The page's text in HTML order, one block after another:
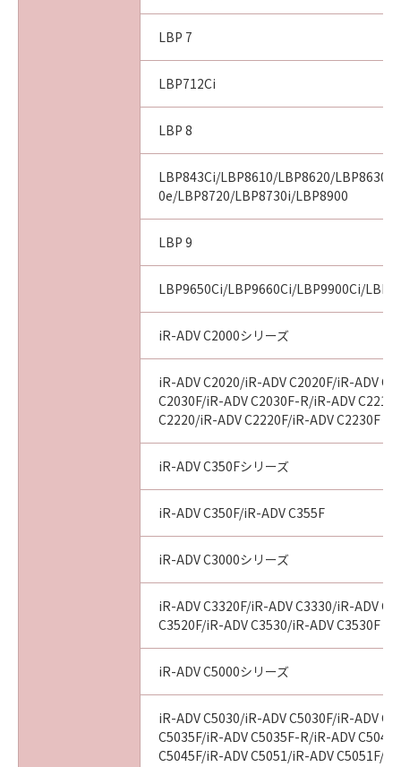
LBP 7
LBP712Ci
LBP 8
LBP843Ci/LBP8610/LBP8620/LBP8630/
0e/LBP8720/LBP8730i/LBP8900
LBP 9
LBP9650Ci/LBP9660Ci/LBP9900Ci/
iR-ADV C2000シリーズ
iR-ADV C2020/iR-ADV C2020F/iR-ADV
C2030F/iR-ADV C2030F-R/iR-ADV
C2220/iR-ADV C2220F/iR-ADV C2230F
iR-ADV C350Fシリーズ
iR-ADV C350F/iR-ADV C355F
iR-ADV C3000シリーズ
iR-ADV C3320F/iR-ADV C3330/iR-ADV
C3520F/iR-ADV C3530/iR-ADV C3530F
iR-ADV C5000シリーズ
iR-ADV C5030/iR-ADV C5030F/iR-ADV
C5035F/iR-ADV C5035F-R/iR-ADV
C5045F/iR-ADV C5051/iR-ADV C5051F/